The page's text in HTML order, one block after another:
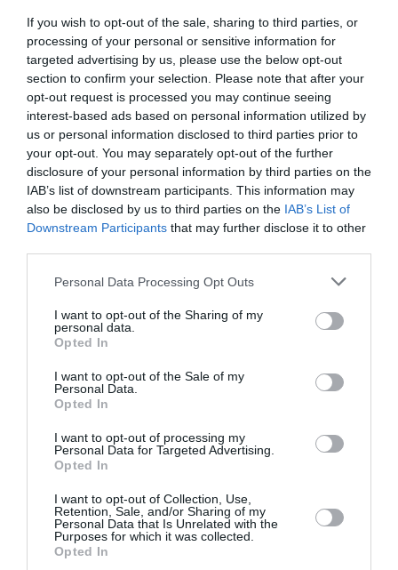
If you wish to opt-out of the sale, sharing to third parties, or
processing of your personal or sensitive information for
targeted advertising by us, please use the below opt-out
section to confirm your selection. Please note that after your
opt-out request is processed you may continue seeing
interest-based ads based on personal information utilized by
us or personal information disclosed to third parties prior to
your opt-out. You may separately opt-out of the further
disclosure of your personal information by third parties on the
IAB’s list of downstream participants. This information may
also be disclosed by us to third parties on the IAB’s List of
Downstream Participants that may further disclose it to other
Personal Data Processing Opt Outs
I want to opt-out of the Sharing of my
personal data.
Opted In
I want to opt-out of the Sale of my
Personal Data.
Opted In
I want to opt-out of processing my
Personal Data for Targeted Advertising.
Opted In
I want to opt-out of Collection, Use,
Retention, Sale, and/or Sharing of my
Personal Data that Is Unrelated with the
Purposes for which it was collected.
Opted In
RÉPONDRE
flyer2a commenté :
9 février 2018 - 14 h
43 min
Exactement la remarque que je me suis fait!
RÉPONDRE
min
Décevant, sans caractère . Nul.
a commenté :
Sobreté allemande …
cimbour